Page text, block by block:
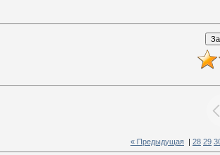
« Предыдущая | 28 29